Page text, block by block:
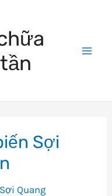
Sợi
Quang